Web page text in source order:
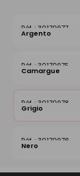
30170977
Argento
30170975
Camargue
30170978
Grigio
30170976
Nero